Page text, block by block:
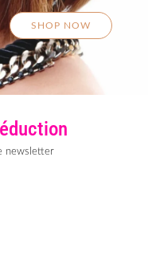
SHOP NOW
newsletter